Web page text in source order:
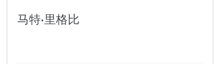
马特·里格比